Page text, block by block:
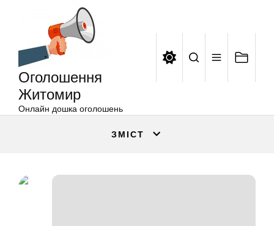
Оголошення
Житомир
Онлайн дошка оголошень
ЗМІСТ